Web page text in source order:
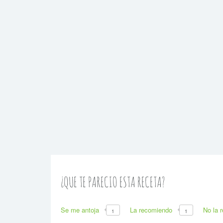
¿QUE TE PARECIO ESTA RECETA?
Se me antoja 1 La recomiendo 1 No la